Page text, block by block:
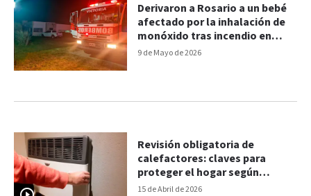
9 de Mayo de 2026
Derivaron a Rosario a un bebé
afectado por la inhalación de
monóxido tras incendio en
Victoria
15 de Abril de 2026
Revisión obligatoria de
calefactores: claves para
proteger el hogar según
gasista matriculado